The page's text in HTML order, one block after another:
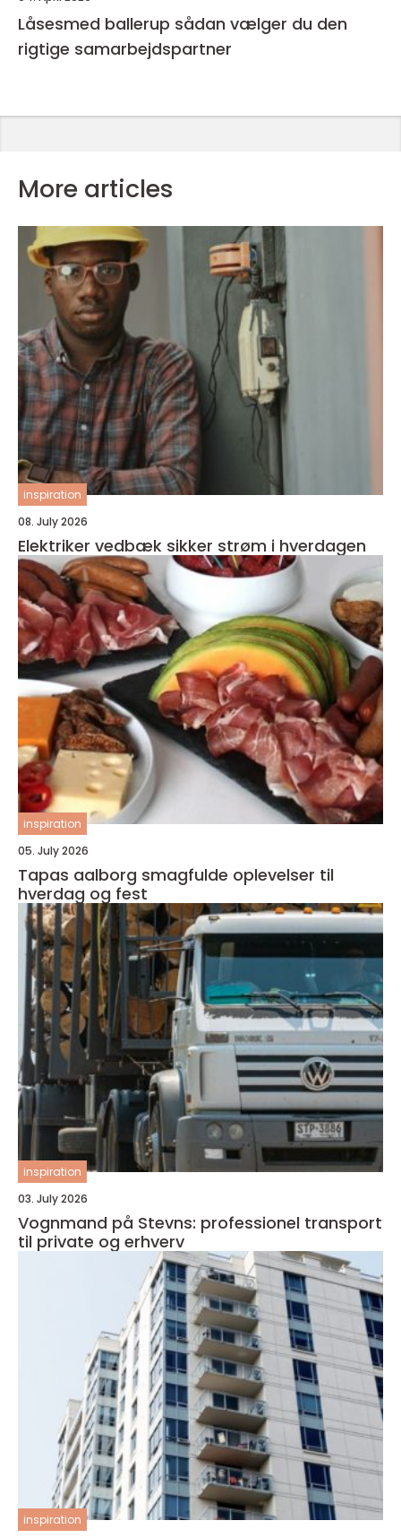
Låsesmed ballerup sådan vælger du den
rigtige samarbejdspartner
More articles
inspiration
08. July 2026
Elektriker vedbæk sikker strøm i hverdagen
inspiration
05. July 2026
Tapas aalborg smagfulde oplevelser til
hverdag og fest
inspiration
03. July 2026
Vognmand på Stevns: professionel transport
til private og erhverv
inspiration